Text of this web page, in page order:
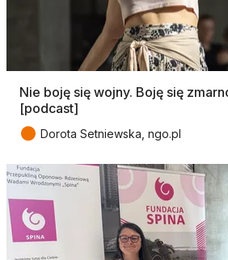
Nie boję się wojny. Boję się
[podcast]
● Dorota Setniewska, ngo.pl